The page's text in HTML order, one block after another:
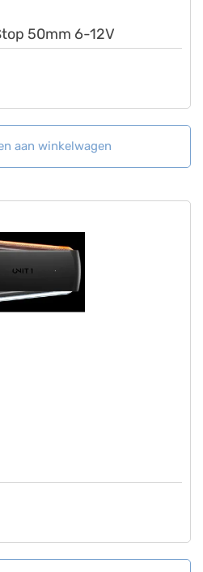
50mm 6-12V
aan winkelwagen